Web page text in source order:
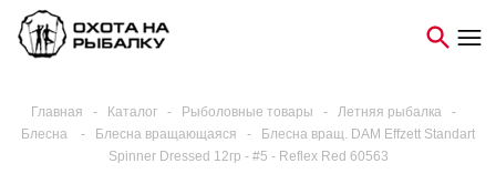
Главная - Каталог - Рыболовные товары - Летняя рыбалка
-
Блесна
- Блесна вращающаяся -
Блесна вращ. DAM Effzett Standart
Spinner Dressed 12гр - #5 - Reflex Red 60563